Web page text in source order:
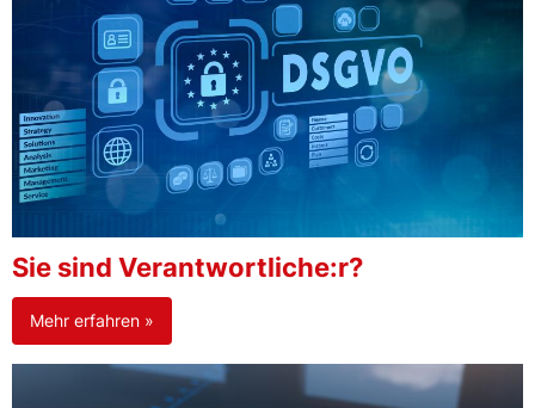
Sie sind Verantwortliche:r?
Mehr erfahren »